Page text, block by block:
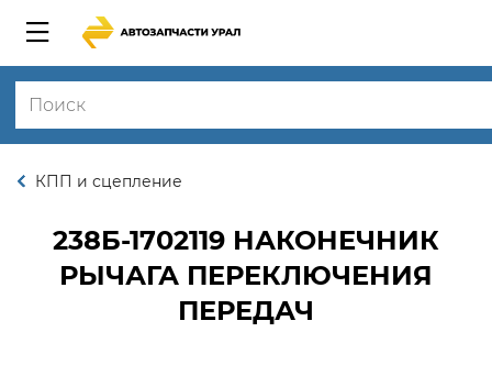
КПП и сцепление
238Б-1702119 НАКОНЕЧНИК
РЫЧАГА ПЕРЕКЛЮЧЕНИЯ
ПЕРЕДАЧ